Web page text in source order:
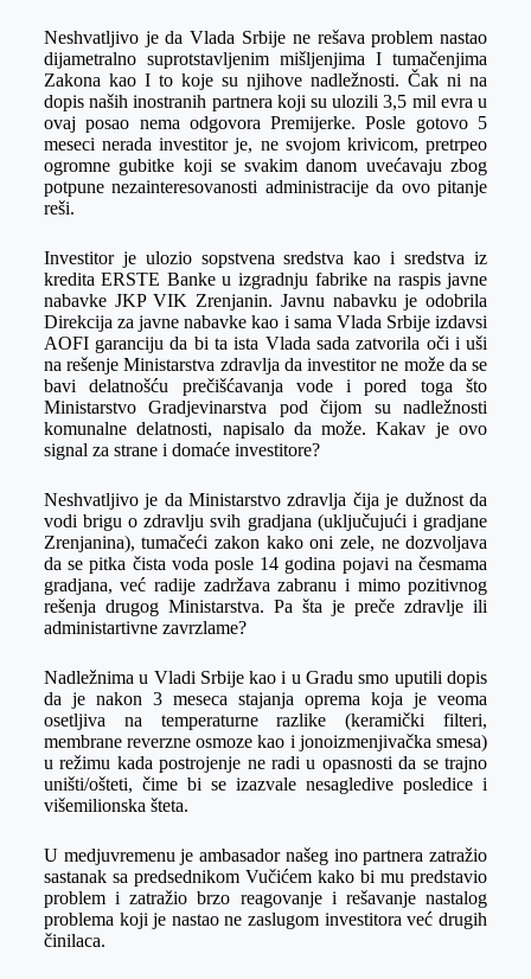
Neshvatljivo je da Vlada Srbije ne rešava problem nastao
dijametralno suprotstavljenim mišljenjima I tumačenjima
Zakona kao I to koje su njihove nadležnosti. Čak ni na
dopis naših inostranih partnera koji su ulozili 3,5 mil evra u
ovaj posao nema odgovora Premijerke. Posle gotovo 5
meseci nerada investitor je, ne svojom krivicom, pretrpeo
ogromne gubitke koji se svakim danom uvećavaju zbog
potpune nezainteresovanosti administracije da ovo pitanje
reši.
Investitor je ulozio sopstvena sredstva kao i sredstva iz
kredita ERSTE Banke u izgradnju fabrike na raspis javne
nabavke JKP VIK Zrenjanin. Javnu nabavku je odobrila
Direkcija za javne nabavke kao i sama Vlada Srbije izdavsi
AOFI garanciju da bi ta ista Vlada sada zatvorila oči i uši
na rešenje Ministarstva zdravlja da investitor ne može da se
bavi delatnošću prečišćavanja vode i pored toga što
Ministarstvo Gradjevinarstva pod čijom su nadležnosti
komunalne delatnosti, napisalo da može. Kakav je ovo
signal za strane i domaće investitore?
Neshvatljivo je da Ministarstvo zdravlja čija je dužnost da
vodi brigu o zdravlju svih gradjana (uključujući i gradjane
Zrenjanina), tumačeći zakon kako oni zele, ne dozvoljava
da se pitka čista voda posle 14 godina pojavi na česmama
gradjana, već radije zadržava zabranu i mimo pozitivnog
rešenja drugog Ministarstva. Pa šta je preče zdravlje ili
administartivne zavrzlame?
Nadležnima u Vladi Srbije kao i u Gradu smo uputili dopis
da je nakon 3 meseca stajanja oprema koja je veoma
osetljiva na temperaturne razlike (keramički filteri,
membrane reverzne osmoze kao i jonoizmenjivačka smesa)
u režimu kada postrojenje ne radi u opasnosti da se trajno
uništi/ošteti, čime bi se izazvale nesagledive posledice i
višemilionska šteta.
U medjuvremenu je ambasador našeg ino partnera zatražio
sastanak sa predsednikom Vučićem kako bi mu predstavio
problem i zatražio brzo reagovanje i rešavanje nastalog
problema koji je nastao ne zaslugom investitora već drugih
činilaca.